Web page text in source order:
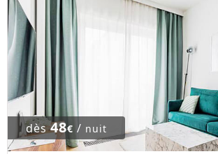
dès48€ / nuit